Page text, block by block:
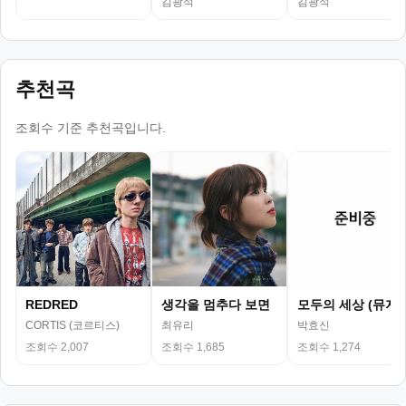
추천곡
조회수 기준 추천곡입니다.
REDRED
CORTIS (코르티스)
조회수 2,007
생각을 멈추다 보면
최유리
조회수 1,685
모두의 세상 (뮤지
박효신
조회수 1,274